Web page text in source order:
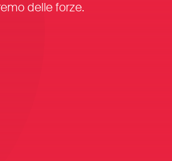
delle forze.